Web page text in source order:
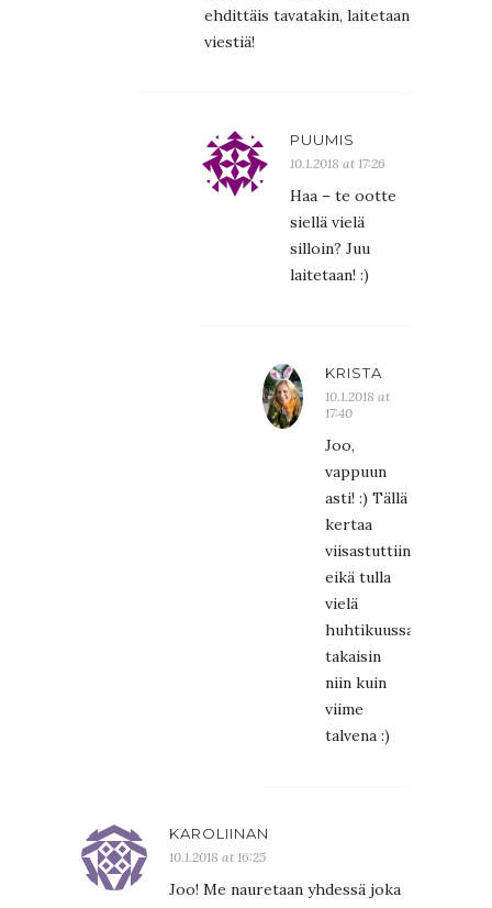
ehdittäis tavatakin, laitetaan
viestiä!
PUUMIS
10.1.2018 at 17:26
Haa – te ootte
siellä vielä
silloin? Juu
laitetaan! :)
KRISTA
10.1.2018 at
17:40
Joo,
vappuun
asti! :) Tällä
kertaa
viisastuttiin
eikä tulla
vielä
huhtikuussa
takaisin
niin kuin
viime
talvena :)
KAROLIINAN
10.1.2018 at 16:25
Joo! Me nauretaan yhdessä joka